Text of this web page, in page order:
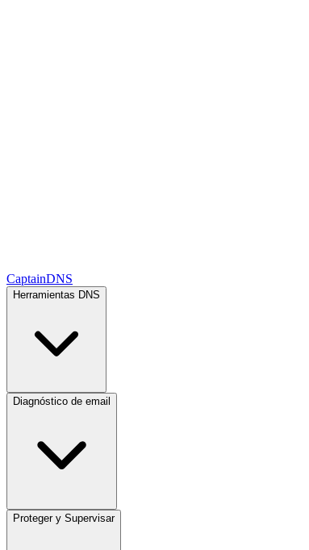
CaptainDNS
Herramientas DNS
Diagnóstico de email
Proteger y Supervisar